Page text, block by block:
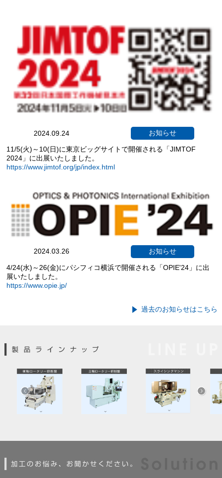
2024.09.24 お知らせ
11/5(火)～10(日)に東京ビッグサイトで開催される「JIMTOF
2024」に出展いたしました。
https://www.jimtof.org/jp/index.html
2024.03.26 お知らせ
4/24(水)～26(金)にパシフィコ横浜で開催される「OPIE'24」に出
展いたしました。
https://www.opie.jp/
過去のお知らせはこちら